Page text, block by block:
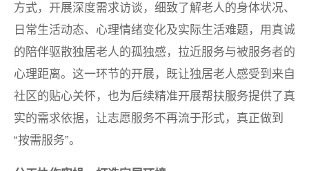
方式，开展深度需求访谈，细致了解老人的身体状况、
日常生活动态、心理情绪变化及实际生活难题，用真诚
的陪伴驱散独居老人的孤独感，拉近服务与被服务者的
心理距离。这一环节的开展，既让独居老人感受到来自
社区的贴心关怀，也为后续精准开展帮扶服务提供了真
实的需求依据，让志愿服务不再流于形式，真正做到
“按需服务”。